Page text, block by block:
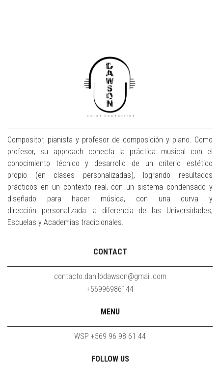
Compositor, pianista y profesor de composición y piano. Como
profesor, su approach conecta la práctica musical con el
conocimiento técnico y desarrollo de un criterio estético
propio (en clases personalizadas), logrando resultados
prácticos en un contexto real, con un sistema condensado y
diseñado para hacer música, con una curva y
dirección personalizada: a diferencia de las Universidades,
Escuelas y Academias tradicionales.
CONTACT
contacto.danilodawson@gmail.com
+56996986144
MENU
WSP +569 96 98 61 44
FOLLOW US